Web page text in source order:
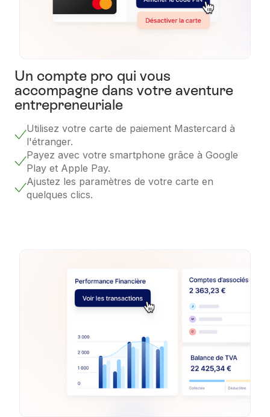
Un compte pro qui vous
accompagne dans votre aventure
entrepreneuriale
Utilisez votre carte de paiement Mastercard à
l'étranger.
Payez avec votre smartphone grâce à Google
Play et Apple Pay.
Ajustez les paramètres de votre carte en
quelques clics.